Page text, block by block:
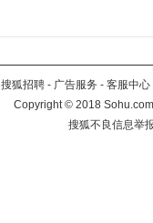
搜狐招聘 - 广告服务 - 客服中心
Copyright©2018
搜狐不良信息举